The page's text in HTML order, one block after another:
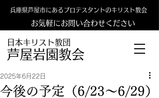
日本キリスト教団
​​芦屋岩園教会
兵庫県芦屋市にあるプロテスタントのキリスト教会
お気軽にお問い合わせください
今後の予定（6/23〜6/29）
2025年6月22日